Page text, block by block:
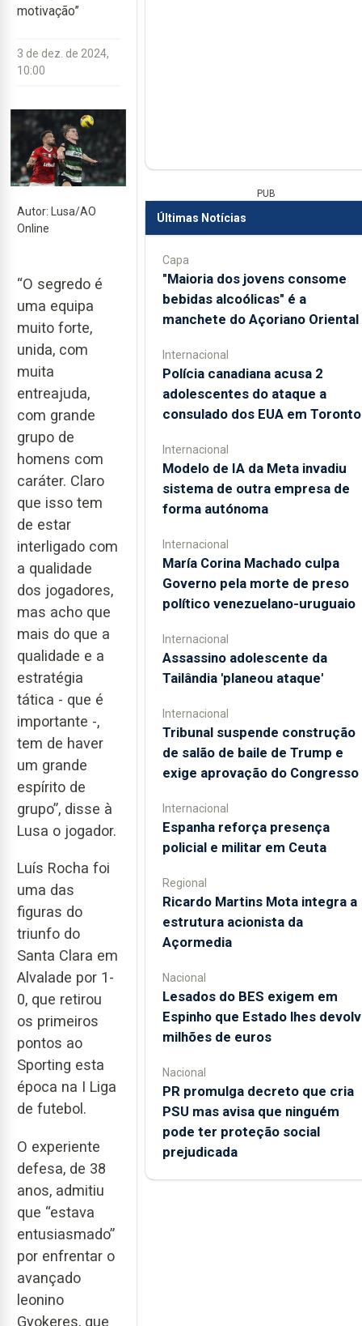
motivação”
3 de dez. de 2024,
10:00
Autor: Lusa/AO
Online
“O segredo é
uma equipa
muito forte,
unida, com
muita
entreajuda,
com grande
grupo de
homens com
caráter. Claro
que isso tem
de estar
interligado com
a qualidade
dos jogadores,
mas acho que
mais do que a
qualidade e a
estratégia
tática - que é
importante -,
tem de haver
um grande
espírito de
grupo”, disse à
Lusa o jogador.
Luís Rocha foi
uma das
figuras do
triunfo do
Santa Clara em
Alvalade por 1-
0, que retirou
os primeiros
pontos ao
Sporting esta
época na I Liga
de futebol.
O experiente
defesa, de 38
anos, admitiu
que “estava
entusiasmado”
por enfrentar o
avançado
leonino
Gyokeres, que
PUB
Últimas Notícias
Capa
"Maioria dos jovens consome
bebidas alcoólicas" é a
manchete do Açoriano Oriental
Internacional
Polícia canadiana acusa 2
adolescentes do ataque a
consulado dos EUA em Toronto
Internacional
Modelo de IA da Meta invadiu
sistema de outra empresa de
forma autónoma
Internacional
María Corina Machado culpa
Governo pela morte de preso
político venezuelano-uruguaio
Internacional
Assassino adolescente da
Tailândia 'planeou ataque'
Internacional
Tribunal suspende construção
de salão de baile de Trump e
exige aprovação do Congresso
Internacional
Espanha reforça presença
policial e militar em Ceuta
Regional
Ricardo Martins Mota integra a
estrutura acionista da
Açormedia
Nacional
Lesados do BES exigem em
Espinho que Estado lhes
milhões de euros
Nacional
PR promulga decreto que cria
PSU mas avisa que ninguém
pode ter proteção social
prejudicada